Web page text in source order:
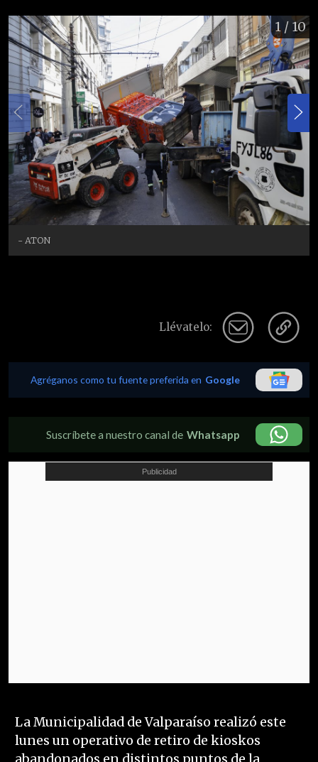
1 / 10
- ATON
Llévatelo:
Agréganos como tu fuente preferida en Google
Suscríbete a nuestro canal de Whatsapp
La Municipalidad de Valparaíso realizó este
lunes un operativo de retiro de kioskos